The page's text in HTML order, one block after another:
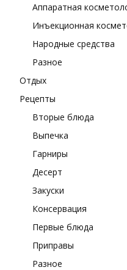
Аппаратная
Инъекционная
Народные средства
Разное
Отдых
Рецепты
Вторые блюда
Выпечка
Гарниры
Десерт
Закуски
Консервация
Первые блюда
Приправы
Разное